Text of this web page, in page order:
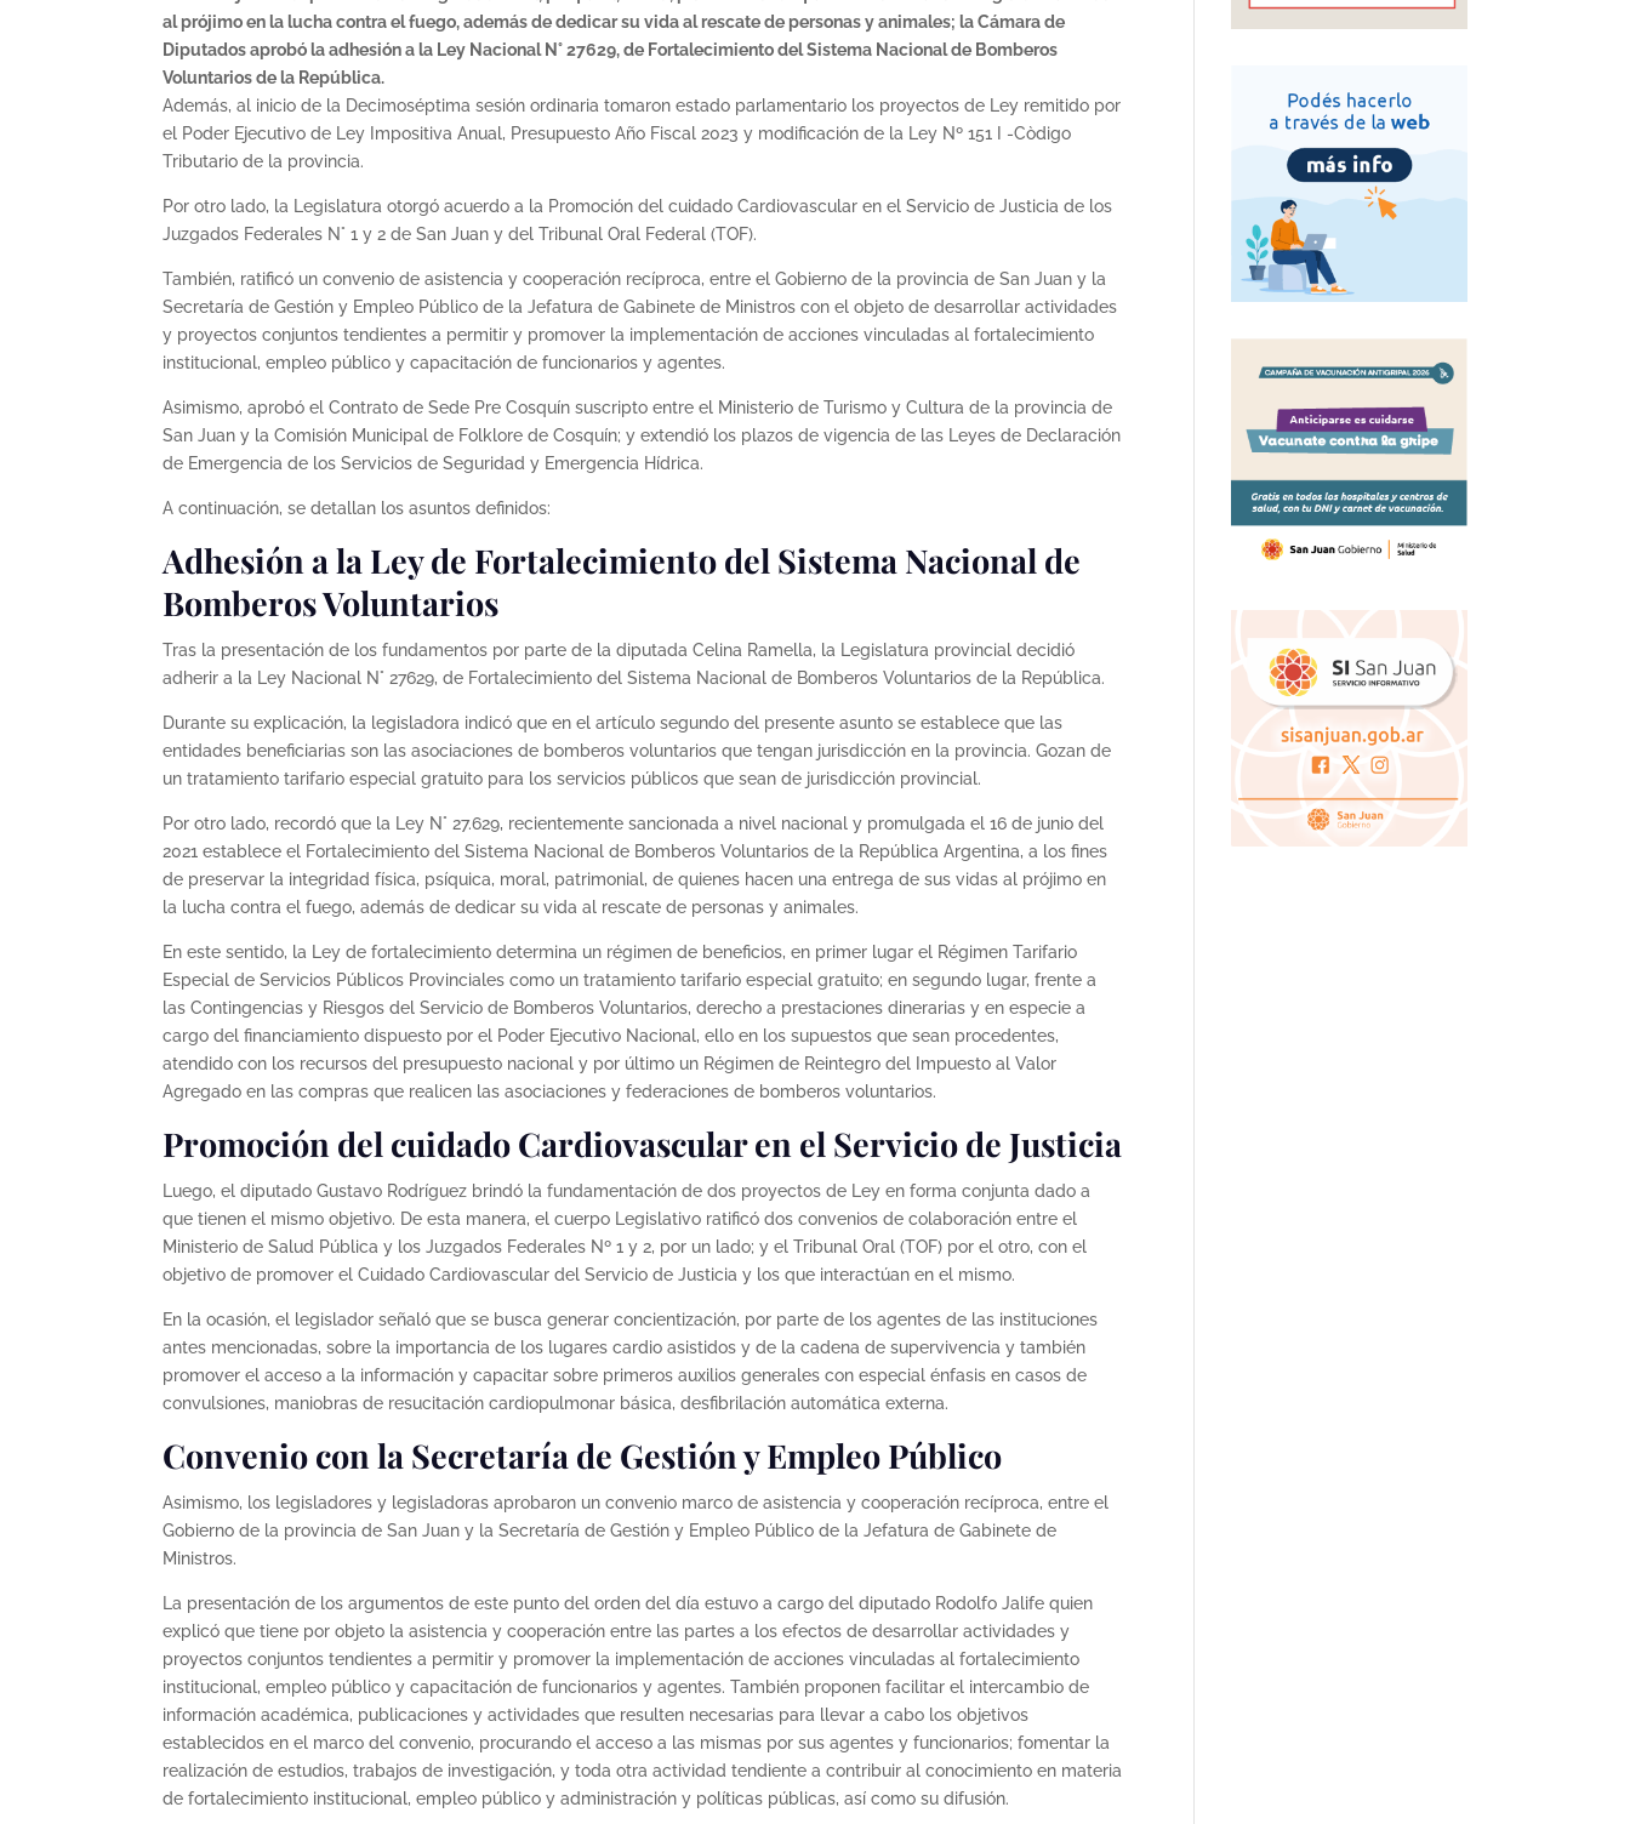
al prójimo en la lucha contra el fuego, además de dedicar su vida al rescate de personas y animales; la Cámara de
Diputados aprobó la adhesión a la Ley Nacional N° 27629, de Fortalecimiento del Sistema Nacional de Bomberos
Voluntarios de la República.
Además, al inicio de la Decimoséptima sesión ordinaria tomaron estado parlamentario los proyectos de Ley remitido por
el Poder Ejecutivo de Ley Impositiva Anual, Presupuesto Año Fiscal 2023 y modificación de la Ley Nº 151 I -Còdigo
Tributario de la provincia.
Por otro lado, la Legislatura otorgó acuerdo a la Promoción del cuidado Cardiovascular en el Servicio de Justicia de los
Juzgados Federales N° 1 y 2 de San Juan y del Tribunal Oral Federal (TOF).
También, ratificó un convenio de asistencia y cooperación recíproca, entre el Gobierno de la provincia de San Juan y la
Secretaría de Gestión y Empleo Público de la Jefatura de Gabinete de Ministros con el objeto de desarrollar actividades
y proyectos conjuntos tendientes a permitir y promover la implementación de acciones vinculadas al fortalecimiento
institucional, empleo público y capacitación de funcionarios y agentes.
Asimismo, aprobó el Contrato de Sede Pre Cosquín suscripto entre el Ministerio de Turismo y Cultura de la provincia de
San Juan y la Comisión Municipal de Folklore de Cosquín; y extendió los plazos de vigencia de las Leyes de Declaración
de Emergencia de los Servicios de Seguridad y Emergencia Hídrica.
A continuación, se detallan los asuntos definidos:
Adhesión a la Ley de Fortalecimiento del Sistema Nacional de
Bomberos Voluntarios
Tras la presentación de los fundamentos por parte de la diputada Celina Ramella, la Legislatura provincial decidió
adherir a la Ley Nacional N° 27629, de Fortalecimiento del Sistema Nacional de Bomberos Voluntarios de la República.
Durante su explicación, la legisladora indicó que en el artículo segundo del presente asunto se establece que las
entidades beneficiarias son las asociaciones de bomberos voluntarios que tengan jurisdicción en la provincia. Gozan de
un tratamiento tarifario especial gratuito para los servicios públicos que sean de jurisdicción provincial.
Por otro lado, recordó que la Ley N° 27.629, recientemente sancionada a nivel nacional y promulgada el 16 de junio del
2021 establece el Fortalecimiento del Sistema Nacional de Bomberos Voluntarios de la República Argentina, a los fines
de preservar la integridad física, psíquica, moral, patrimonial, de quienes hacen una entrega de sus vidas al prójimo en
la lucha contra el fuego, además de dedicar su vida al rescate de personas y animales.
En este sentido, la Ley de fortalecimiento determina un régimen de beneficios, en primer lugar el Régimen Tarifario
Especial de Servicios Públicos Provinciales como un tratamiento tarifario especial gratuito; en segundo lugar, frente a
las Contingencias y Riesgos del Servicio de Bomberos Voluntarios, derecho a prestaciones dinerarias y en especie a
cargo del financiamiento dispuesto por el Poder Ejecutivo Nacional, ello en los supuestos que sean procedentes,
atendido con los recursos del presupuesto nacional y por último un Régimen de Reintegro del Impuesto al Valor
Agregado en las compras que realicen las asociaciones y federaciones de bomberos voluntarios.
Promoción del cuidado Cardiovascular en el Servicio de Justicia
Luego, el diputado Gustavo Rodríguez brindó la fundamentación de dos proyectos de Ley en forma conjunta dado a
que tienen el mismo objetivo. De esta manera, el cuerpo Legislativo ratificó dos convenios de colaboración entre el
Ministerio de Salud Pública y los Juzgados Federales Nº 1 y 2, por un lado; y el Tribunal Oral (TOF) por el otro, con el
objetivo de promover el Cuidado Cardiovascular del Servicio de Justicia y los que interactúan en el mismo.
En la ocasión, el legislador señaló que se busca generar concientización, por parte de los agentes de las instituciones
antes mencionadas, sobre la importancia de los lugares cardio asistidos y de la cadena de supervivencia y también
promover el acceso a la información y capacitar sobre primeros auxilios generales con especial énfasis en casos de
convulsiones, maniobras de resucitación cardiopulmonar básica, desfibrilación automática externa.
Convenio con la Secretaría de Gestión y Empleo Público
Asimismo, los legisladores y legisladoras aprobaron un convenio marco de asistencia y cooperación recíproca, entre el
Gobierno de la provincia de San Juan y la Secretaría de Gestión y Empleo Público de la Jefatura de Gabinete de
Ministros.
La presentación de los argumentos de este punto del orden del día estuvo a cargo del diputado Rodolfo Jalife quien
explicó que tiene por objeto la asistencia y cooperación entre las partes a los efectos de desarrollar actividades y
proyectos conjuntos tendientes a permitir y promover la implementación de acciones vinculadas al fortalecimiento
institucional, empleo público y capacitación de funcionarios y agentes. También proponen facilitar el intercambio de
información académica, publicaciones y actividades que resulten necesarias para llevar a cabo los objetivos
establecidos en el marco del convenio, procurando el acceso a las mismas por sus agentes y funcionarios; fomentar la
realización de estudios, trabajos de investigación, y toda otra actividad tendiente a contribuir al conocimiento en materia
de fortalecimiento institucional, empleo público y administración y políticas públicas, así como su difusión.